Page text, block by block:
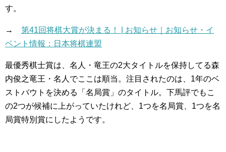
す。
→ 第41回将棋大賞が決まる！ | お知らせ｜お知らせ・イ
ベント情報：日本将棋連盟
最優秀棋士賞は、名人・竜王の2大タイトルを保持してる森
内俊之竜王・名人でここは順当。注目されたのは、1年のベ
ストバウトを決める「名局賞」のタイトル。下馬評でもこ
の2つが候補に上がっていたけれど、1つを名局賞、1つを名
局賞特別賞にしたようです。